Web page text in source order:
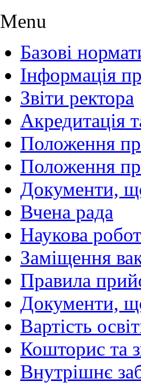
Menu
Базові
Інформація
Звіти ректора
Акредитація
Положення
Положення
Документи,
Вчена рада
Наукова
Заміщення
Правила
Документи,
Вартість
Кошторис та
Внутрішнє